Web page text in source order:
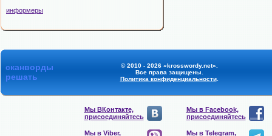
информеры
сканворды
решать
© 2010 - 2026 «krosswordy.net».
Все права защищены.
Политика конфиденциальности.
Мы ВКонтакте,
присоединяйтесь
Мы в Facebook,
присоединяйтесь
Мы в Viber,
Мы в Telegram,